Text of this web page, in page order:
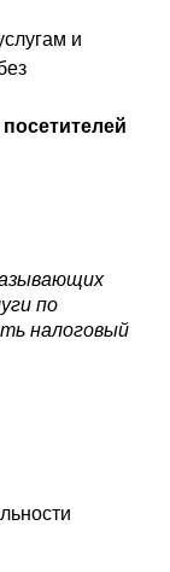
и
по
налоговый